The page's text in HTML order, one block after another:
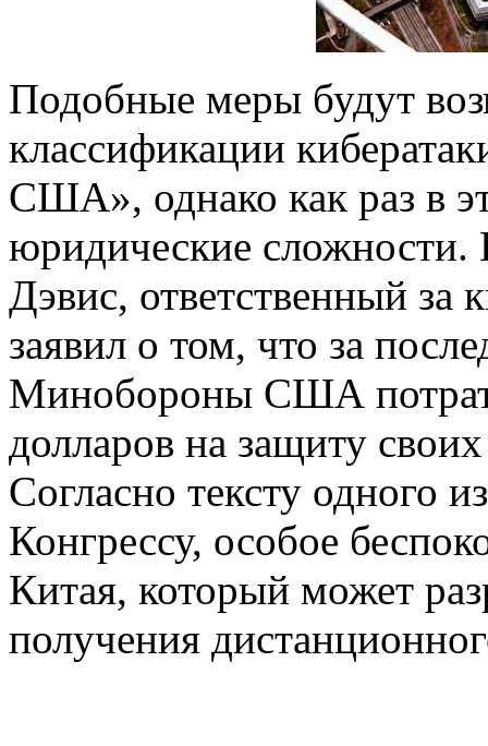
Подобные меры будут
классификации
США», однако как раз в
юридические сложности.
Дэвис, ответственный за
заявил о том, что за
Минобороны США
долларов на защиту
Согласно тексту одного
Конгрессу, особое
Китая, который может
получения